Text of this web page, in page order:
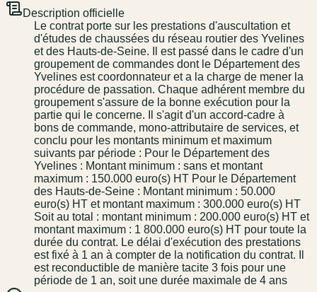
Description officielle
Le contrat porte sur les prestations d'auscultation et
d'études de chaussées du réseau routier des Yvelines
et des Hauts-de-Seine. Il est passé dans le cadre d'un
groupement de commandes dont le Département des
Yvelines est coordonnateur et a la charge de mener la
procédure de passation. Chaque adhérent membre du
groupement s'assure de la bonne exécution pour la
partie qui le concerne. Il s'agit d'un accord-cadre à
bons de commande, mono-attributaire de services, et
conclu pour les montants minimum et maximum
suivants par période : Pour le Département des
Yvelines : Montant minimum : sans et montant
maximum : 150.000 euro(s) HT Pour le Département
des Hauts-de-Seine : Montant minimum : 50.000
euro(s) HT et montant maximum : 300.000 euro(s) HT
Soit au total : montant minimum : 200.000 euro(s) HT et
montant maximum : 1 800.000 euro(s) HT pour toute la
durée du contrat. Le délai d'exécution des prestations
est fixé à 1 an à compter de la notification du contrat. Il
est reconductible de manière tacite 3 fois pour une
période de 1 an, soit une durée maximale de 4 ans